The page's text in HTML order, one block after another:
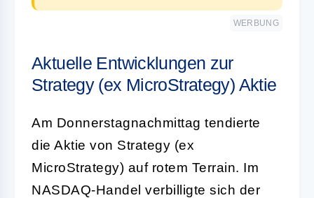
WERBUNG
Aktuelle Entwicklungen zur
Strategy (ex MicroStrategy) Aktie
Am Donnerstagnachmittag tendierte
die Aktie von Strategy (ex
MicroStrategy) auf rotem Terrain. Im
NASDAQ-Handel verbilligte sich der